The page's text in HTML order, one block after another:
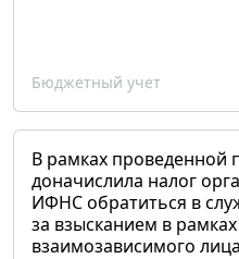
Бюджетный учет
В рамках
доначислила налог
ИФНС обратиться в
за взысканием в
взаимозависимого